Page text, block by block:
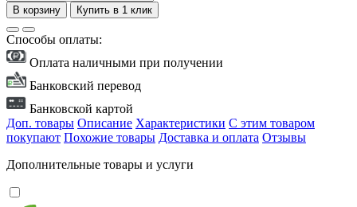
В корзину Купить в 1 клик
Способы оплаты:
Оплата наличными при получении
Банковский перевод
Банковской картой
Доп. товары Описание Характеристики С этим товаром
покупают Похожие товары Доставка и оплата Отзывы
Дополнительные товары и услуги